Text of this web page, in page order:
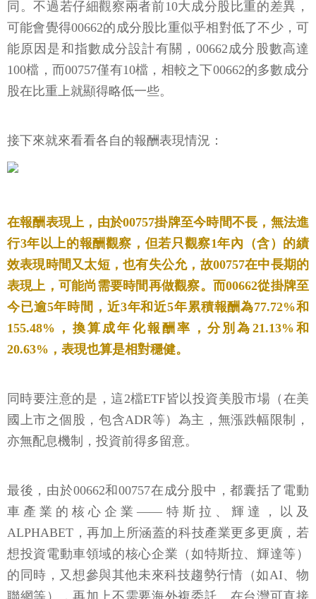
同。不過若仔細觀察兩者前10大成分股比重的差異，
可能會覺得00662的成分股比重似乎相對低了不少，可
能原因是和指數成分設計有關，00662成分股數高達
100檔，而00757僅有10檔，相較之下00662的多數成分
股在比重上就顯得略低一些。
接下來就來看看各自的報酬表現情況：
在報酬表現上，由於00757掛牌至今時間不長，無法進
行3年以上的報酬觀察，但若只觀察1年內（含）的績
效表現時間又太短，也有失公允，故00757在中長期的
表現上，可能尚需要時間再做觀察。而00662從掛牌至
今已逾5年時間，近3年和近5年累積報酬為77.72%和
155.48%，換算成年化報酬率，分別為21.13%和
20.63%，表現也算是相對穩健。
同時要注意的是，這2檔ETF皆以投資美股市場（在美
國上市之個股，包含ADR等）為主，無漲跌幅限制，
亦無配息機制，投資前得多留意。
最後，由於00662和00757在成分股中，都囊括了電動
車產業的核心企業——特斯拉、輝達，以及
ALPHABET，再加上所涵蓋的科技產業更多更廣，若
想投資電動車領域的核心企業（如特斯拉、輝達等）
的同時，又想參與其他未來科技趨勢行情（如AI、物
聯網等），再加上不需要海外複委託、在台灣可直接